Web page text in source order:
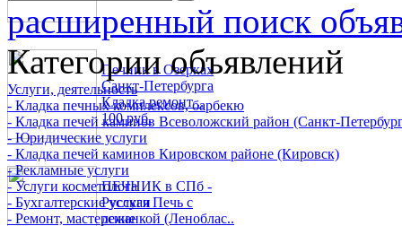
Печник в Озерках
Санкт-Петербурга
Кладка ремонт ..
100 руб.
ПЕЧНИК в СПб -
Русская Печь с
лежанкой (Леноблас..
расширенный поиск
Категории объявлений
Услуги, деятельность
- Кладка печных комплексов, барбекю
- Кладка печей каминов Всеволожский район (Санкт-
- Юридические услуги
- Кладка печей каминов Кировском районе (Кировск)
- Рекламные услуги
- Услуги косметолога
- Бухгалтерские услуги
- Ремонт, мастерские